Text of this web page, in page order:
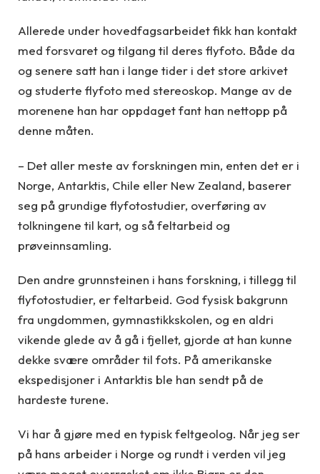
Allerede under hovedfagsarbeidet fikk han kontakt
med forsvaret og tilgang til deres flyfoto. Både da
og senere satt han i lange tider i det store arkivet
og studerte flyfoto med stereoskop. Mange av de
morenene han har oppdaget fant han nettopp på
denne måten.
– Det aller meste av forskningen min, enten det er i
Norge, Antarktis, Chile eller New Zealand, baserer
seg på grundige flyfotostudier, overføring av
tolkningene til kart, og så feltarbeid og
prøveinnsamling.
Den andre grunnsteinen i hans forskning, i tillegg til
flyfotostudier, er feltarbeid. God fysisk bakgrunn
fra ungdommen, gymnastikkskolen, og en aldri
vikende glede av å gå i fjellet, gjorde at han kunne
dekke svære områder til fots. På amerikanske
ekspedisjoner i Antarktis ble han sendt på de
hardeste turene.
Vi har å gjøre med en typisk feltgeolog. Når jeg ser
på hans arbeider i Norge og rundt i verden vil jeg